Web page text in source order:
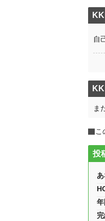
自
ま
こ
投